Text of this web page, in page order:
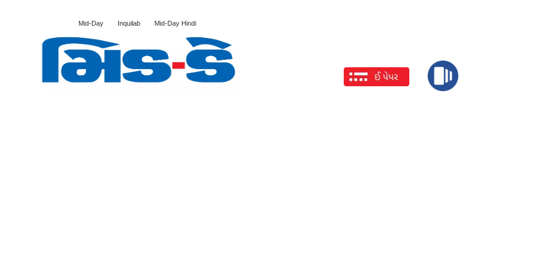
Mid-Day Inquilab Mid-Day Hindi